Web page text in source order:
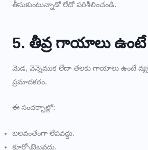
తీసుకుంటున్నాడో లేదో పరిశీలించండి.
5. తీవ్ర గాయాలు ఉంటే
మెడ, వెన్నెముక లేదా తలకు గాయాలు ఉంటే
ప్రమాదకరం.
ఈ సందర్భాల్లో:
బలవంతంగా లేపవద్దు.
కూర్చోబెట్టవద్దు.